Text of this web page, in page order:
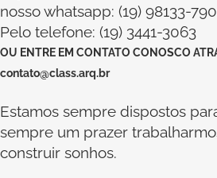
nosso whatsapp: (19) 98133-
Pelo telefone: (19) 3441-3063
OU ENTRE EM CONTATO CONOSCO
contato@class.arq.br
Estamos sempre dispostos
sempre um prazer
construir sonhos.